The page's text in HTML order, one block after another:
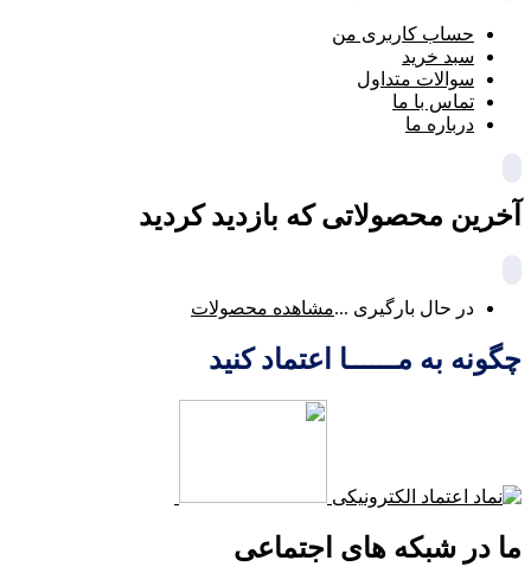
حساب کاربری من
سبد خرید
سوالات متداول
تماس با ما
درباره ما
آخرین محصولاتی که بازدید کردید
در حال بارگیری ...مشاهده محصولات
چگونه به مــــــا اعتماد کنید
ما در شبکه های اجتماعی